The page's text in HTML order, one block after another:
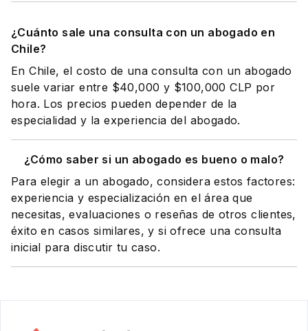
¿Cuánto sale una consulta con un abogado en
Chile?
En Chile, el costo de una consulta con un abogado
suele variar entre $40,000 y $100,000 CLP por
hora. Los precios pueden depender de la
especialidad y la experiencia del abogado.
¿Cómo saber si un abogado es bueno o malo?
Para elegir a un abogado, considera estos factores:
experiencia y especialización en el área que
necesitas, evaluaciones o reseñas de otros clientes,
éxito en casos similares, y si ofrece una consulta
inicial para discutir tu caso.